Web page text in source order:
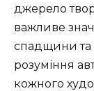
джерело
важливе
спадщини та
розуміння
кожного